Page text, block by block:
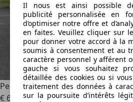
Peugeot RCZRCZ 2.0 HDi FAP 163ch
€ 6 990
Il nous est ainsi possible
publicité personnalisée en
d’optimiser notre offre et
en faites. Veuillez cliquer sur
pour donner votre accord à la
soumis à consentement et au
caractère personnel y afférent
gauche si vous souhaitez
détaillée des cookies ou si
traitement des données à
sur la poursuite d’intérêts